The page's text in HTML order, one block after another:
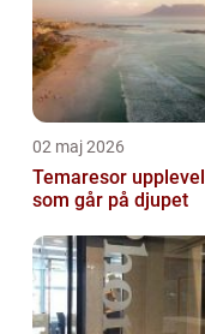
02 maj 2026
Temaresor upplevelser
som går på djupet